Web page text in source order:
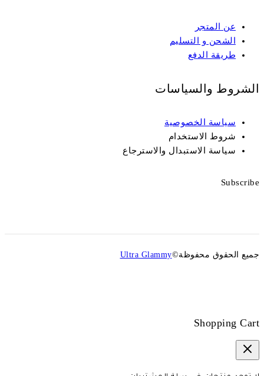
عن المتجر
الشحن و التسليم
طريقة الدفع
الشروط والسياسات
سياسة الخصوصية
شروط الاستخدام
سياسة الاستبدال والاسترجاع
Subscribe
جميع الحقوق محفوظة©Ultra Glammy
Shopping Cart